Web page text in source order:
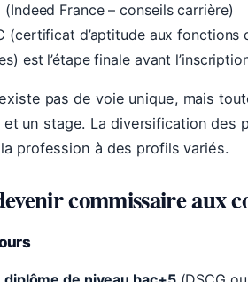
(Indeed France – conseils carrière)
(certificat d’aptitude aux fonctions
est l’étape finale avant
pas de voie unique, mais
et un stage. La diversification des
profession à des profils variés.
commissaire aux